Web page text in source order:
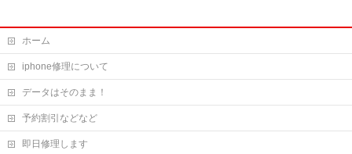
ホーム
iphone修理について
データはそのまま！
予約割引などなど
即日修理します